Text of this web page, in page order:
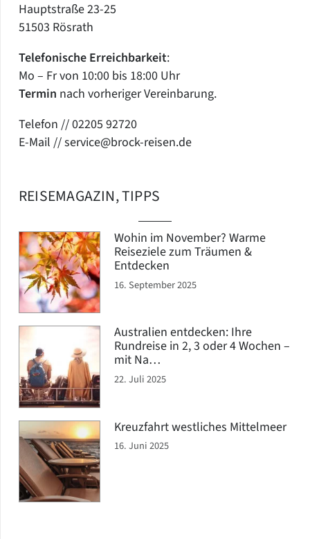
Hauptstraße 23-25
51503 Rösrath
Telefonische Erreichbarkeit:
Mo – Fr von 10:00 bis 18:00 Uhr
Termin nach vorheriger Vereinbarung.
Telefon //02205 92720
E-Mail //service@brock-reisen.de
REISEMAGAZIN, TIPPS
Wohin im November? Warme
Reiseziele zum Träumen &
Entdecken
16. September 2025
Australien entdecken: Ihre
Rundreise in 2, 3 oder 4 Wochen –
mit Na…
22. Juli 2025
Kreuzfahrt westliches Mittelmeer
16. Juni 2025